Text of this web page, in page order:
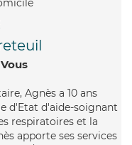
Agnès a 10 ans
d'Etat d'aide-soignant
respiratoires et la
apporte ses services